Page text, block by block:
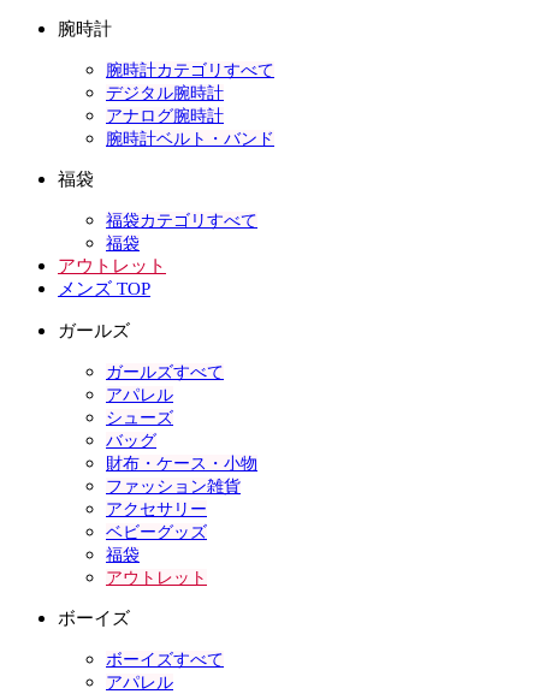
腕時計
腕時計カテゴリすべて
デジタル腕時計
アナログ腕時計
腕時計ベルト・バンド
福袋
福袋カテゴリすべて
福袋
アウトレット
メンズ TOP
ガールズ
ガールズすべて
アパレル
シューズ
バッグ
財布・ケース・小物
ファッション雑貨
アクセサリー
ベビーグッズ
福袋
アウトレット
ボーイズ
ボーイズすべて
アパレル